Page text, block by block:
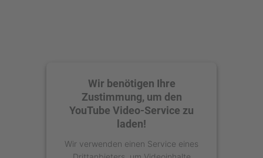
Wir benötigen Ihre
Zustimmung, um den
YouTube Video-Service zu
laden!
Wir verwenden einen Service eines